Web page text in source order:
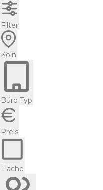
Filter
Köln
Büro Typ
Preis
Fläche